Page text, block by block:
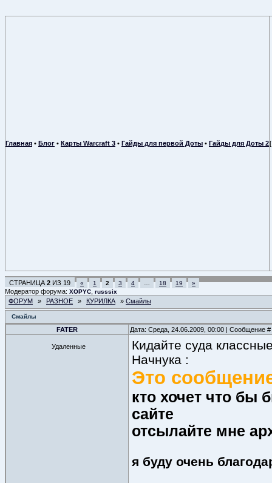
Главная • Блог • Карты Warcraft 3 • Гайды для первой Доты • Гайды для Доты 2
СТРАНИЦА 2 ИЗ 19 « 1 2 3 4 18 19 »
Модератор форума: XOPYC russsix
ФОРУМ » РАЗНОЕ » КУРИЛКА » Смайлы
Смайлы
FATER Дата: Среда, 24.06.2009, 00:00 | Сообщение #
Удаленные
Кидайте суда
Начнука :
Это
кто хочет что
сайте
отсылайте мне
я буду очень